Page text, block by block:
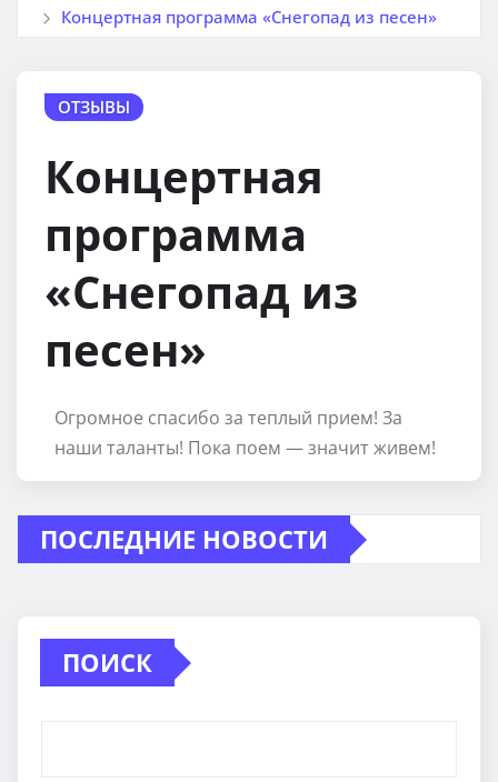
Концертная программа «Снегопад из песен»
ОТЗЫВЫ
Концертная
программа
«Снегопад из
песен»
Огромное спасибо за теплый прием! За
наши таланты! Пока поем — значит живем!
ПОСЛЕДНИЕ НОВОСТИ
ПОИСК